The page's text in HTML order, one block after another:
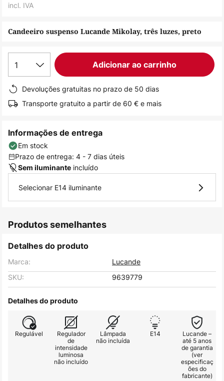
início
Galeria
Candeeiro suspenso Lucande Mikolay, três luzes, preto
incl. IVA
1 Adicionar ao carrinho
Devoluções gratuitas no prazo de 50 dias
Transporte gratuito a partir de 60 € e mais
Informações de entrega
Em stock
Prazo de entrega: 4 - 7 dias úteis
Sem iluminante incluído
Selecionar E14 iluminante
Produtos semelhantes
Detalhes do produto
Marca:
Lucande
SKU:
9639779
Detalhes do produto
Regulável
Regulador
de
intensidade
luminosa
não incluído
Lâmpada
não incluída
E14
Lucande –
até 5 anos
de garantia
(ver
especificaç
ões do
fabricante)